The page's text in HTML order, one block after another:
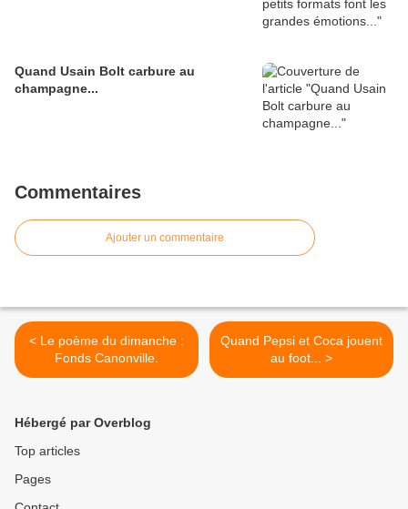
Quand Usain Bolt carbure au
champagne...
Commentaires
Ajouter un commentaire
< Le poème du dimanche :
Fonds Canonville.
Quand Pepsi et Coca jouent
au foot... >
Hébergé par Overblog
Top articles
Pages